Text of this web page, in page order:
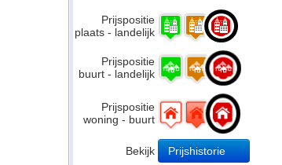
Prijspositie
plaats - landelijk
Prijspositie
buurt - landelijk
Prijspositie
woning - buurt
Bekijk Prijshistorie